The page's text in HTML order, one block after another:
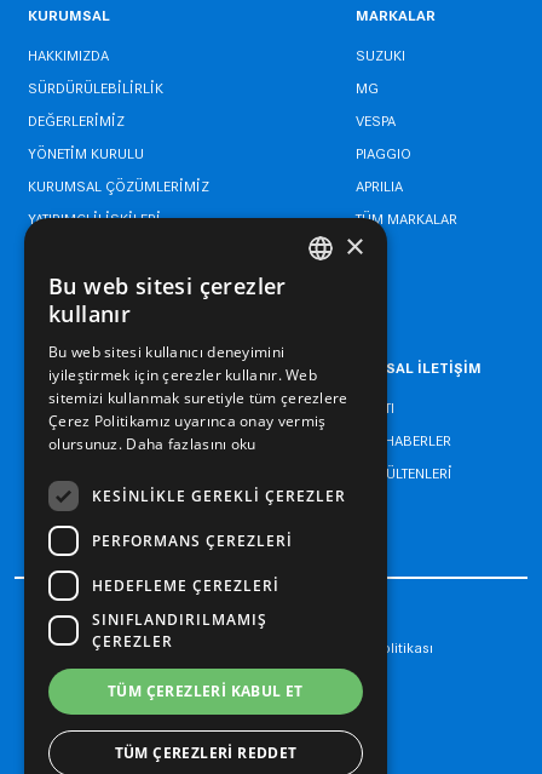
KURUMSAL
HAKKIMIZDA
SÜRDÜRÜLEBİLİRLİK
DEĞERLERİMİZ
YÖNETİM KURULU
KURUMSAL ÇÖZÜMLERİMİZ
YATIRIMCI İLİŞKİLERİ
YÖNETİM SİSTEMLERİ POLİTİKASI
MARKALAR
SUZUKI
MG
VESPA
PIAGGIO
APRILIA
TÜM MARKALAR
KARİYER KURUMSAL İLETİŞİM
ETİK HATTI
BİZDEN HABERLER
BASIN BÜLTENLERİ
İLETİŞİM
Kişisel Verilerin Korunması ve İşlenmesi Politikası
Çerez Politikası
Yasal Uyarı
TURKISH
×
Bu web sitesi çerezler
kullanır
Bu web sitesi kullanıcı deneyimini
iyileştirmek için çerezler kullanır. Web
sitemizi kullanmak suretiyle tüm çerezlere
Çerez Politikamız uyarınca onay vermiş
olursunuz. Daha fazlasını oku
KESINLIKLE GEREKLI ÇEREZLER
PERFORMANS ÇEREZLERI
HEDEFLEME ÇEREZLERI
SINIFLANDIRILMAMIŞ
ÇEREZLER
TÜM ÇEREZLERI KABUL ET
TÜM ÇEREZLERI REDDET